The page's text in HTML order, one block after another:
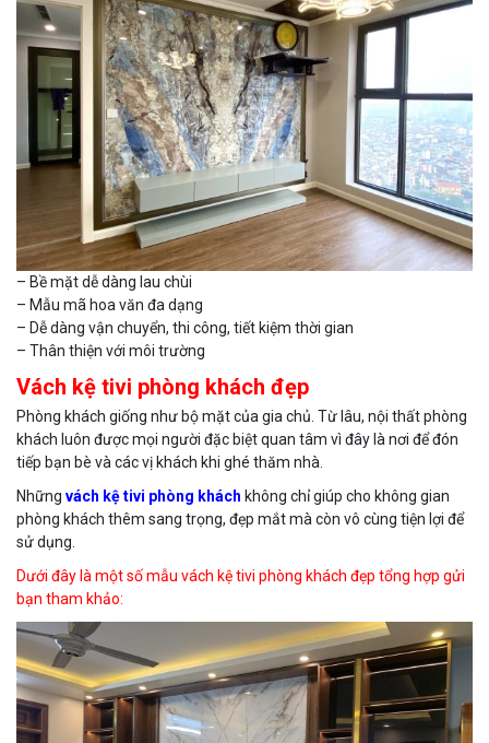
– Bề mặt dễ dàng lau chùi
– Mẫu mã hoa văn đa dạng
– Dễ dàng vận chuyển, thi công, tiết kiệm thời gian
– Thân thiện với môi trường
Vách kệ tivi phòng khách đẹp
Phòng khách giống như bộ mặt của gia chủ. Từ lâu, nội thất phòng
khách luôn được mọi người đặc biệt quan tâm vì đây là nơi để đón
tiếp bạn bè và các vị khách khi ghé thăm nhà.
Những vách kệ tivi phòng khách không chỉ giúp cho không gian
phòng khách thêm sang trọng, đẹp mắt mà còn vô cùng tiện lợi để
sử dụng.
Dưới đây là một số mẫu vách kệ tivi phòng khách đẹp tổng hợp gửi
bạn tham khảo: